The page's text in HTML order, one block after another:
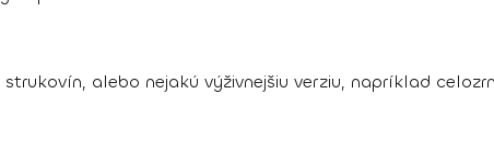
alebo nejakú výživnejšiu verziu, napríklad